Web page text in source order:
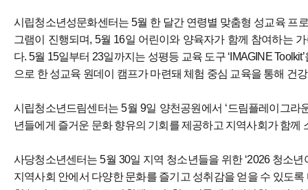
시립청소년성문화센터는 5월 한 달간 연령별 맞춤형 성교육 프
그램이 진행되며, 5월 16일 어린이와 양육자가 함께 참여하는
다. 5월 15일부터 23일까지는 성평등 교육 도구 ‘IMAGINE
으로 한 성교육 원데이 캠프가 마련돼 체험 중심 교육을 통해 건
시립청소년드림센터는 5월 9일 양천공원에서 ‘드림플레이그
년들에게 즐거운 문화 향유의 기회를 제공하고 지역사회가 함께
사당청소년센터는 5월 30일 지역 청소년들을 위한 ‘2026 청소
지역사회 안에서 다양한 문화를 즐기고 성취감을 얻을 수 있도